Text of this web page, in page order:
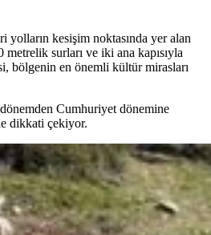
yolların kesişim noktasında yer alan
surları ve iki ana kapısıyla
bölgenin en önemli kültür mirasları
Cumhuriyet dönemine
dikkati çekiyor.